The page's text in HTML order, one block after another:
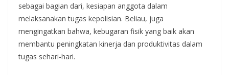
sebagai bagian dari, kesiapan anggota dalam
melaksanakan tugas kepolisian. Beliau, juga
mengingatkan bahwa, kebugaran fisik yang baik akan
membantu peningkatan kinerja dan produktivitas dalam
tugas sehari-hari.